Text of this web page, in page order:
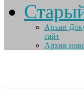
Архив
сайт
Архив